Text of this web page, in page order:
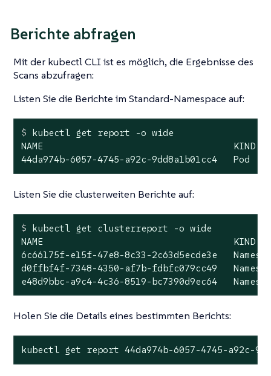
Berichte abfragen
Mit der kubectl CLI ist es möglich, die Ergebnisse des
Scans abzufragen:
Listen Sie die Berichte im Standard-Namespace auf:
$ kubectl get report -o wide
NAME                                   KIND
44da974b-6057-4745-a92c-
Listen Sie die clusterweiten Berichte auf:
$ kubectl get clusterreport -o wide
NAME                                   KIND
6c66175f-e15f-47e8-8c33-2c63d5ecde3e
d0ffbf4f-7348-4350-af7b-fdbfc079cc49
e48d9bbc-a9c4-4c36-8519-bc7390d9ec64
Holen Sie die Details eines bestimmten Berichts:
kubectl get report 44da974b-6057-4745-a92c-